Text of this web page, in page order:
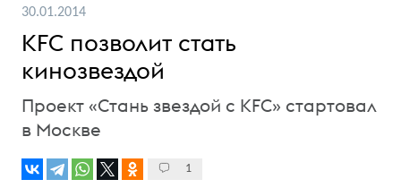
30.01.2014
KFC позволит стать
кинозвездой
Проект «Стань звездой с KFC» стартовал
в Москве
1